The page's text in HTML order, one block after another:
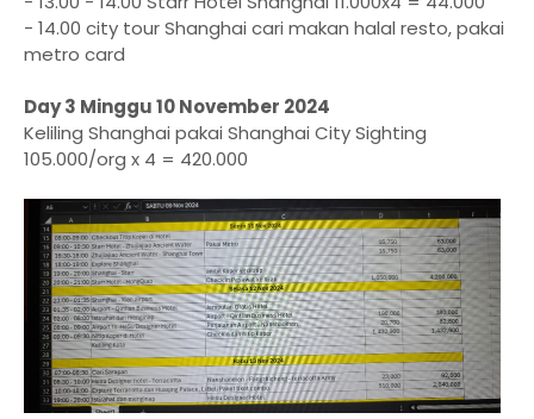
- 14.00 city tour Shanghai cari makan halal resto, pakai
metro card
Day 3 Minggu 10 November 2024
Keliling Shanghai pakai Shanghai City Sighting
105.000/org x 4 = 420.000